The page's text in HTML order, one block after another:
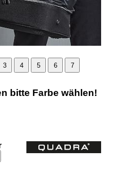
3 4 5 6 7
bitte Farbe wählen!